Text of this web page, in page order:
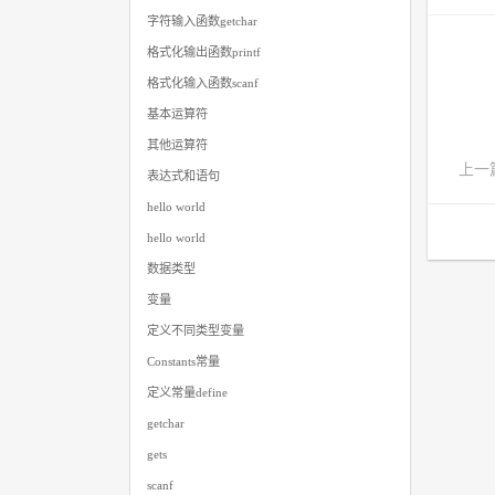
上一
字符输入函数getchar
格式化输出函数printf
格式化输入函数scanf
基本运算符
其他运算符
表达式和语句
hello world
hello world
数据类型
变量
定义不同类型变量
Constants常量
定义常量define
getchar
gets
scanf